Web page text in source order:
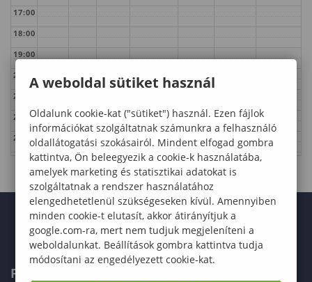
17:00
18:00
19:00
20:00
21:00
22:00
23:00
FELVÉTELIZŐKNEK
A weboldal sütiket használ
Oldalunk cookie-kat ("sütiket") használ. Ezen fájlok
információkat szolgáltatnak számunkra a felhasználó
oldallátogatási szokásairól. Mindent elfogad gombra
kattintva, Ön beleegyezik a cookie-k használatába,
amelyek marketing és statisztikai adatokat is
szolgáltatnak a rendszer használatához
elengedhetetlenül szükségeseken kívül. Amennyiben
minden cookie-t elutasít, akkor átirányítjuk a
google.com-ra, mert nem tudjuk megjeleníteni a
weboldalunkat. Beállítások gombra kattintva tudja
módosítani az engedélyezett cookie-kat.